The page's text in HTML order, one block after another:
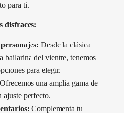
para ti.
disfraces:
Desde la clásica
bailarina del vientre, tenemos
para elegir.
Ofrecemos una amplia gama de
ajuste perfecto.
Complementa tu